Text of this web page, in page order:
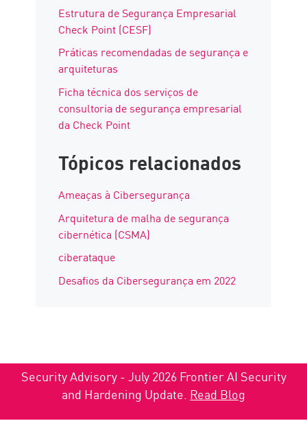
Estrutura de Segurança Empresarial
Check Point (CESF)
Práticas recomendadas de segurança e
arquiteturas
Ficha técnica dos serviços de
consultoria de segurança empresarial
da Check Point
Tópicos relacionados
Ameaças à Cibersegurança
Arquitetura de malha de segurança
cibernética (CSMA)
ciberataque
Desafios da Cibersegurança em 2022
Security Advisory - July 2026 Frontier AI Security
and Hardening Update. Read Blog